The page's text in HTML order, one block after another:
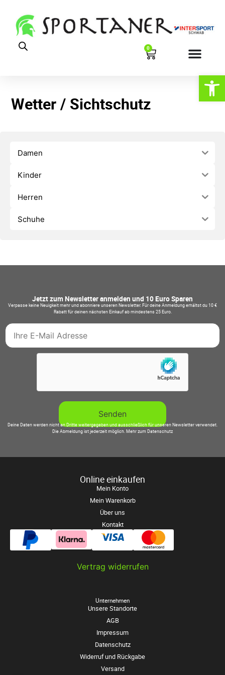
0
Wetter / Sichtschutz
Damen
Kinder
Herren
Schuhe
Jetzt zum Newsletter anmelden und 10 Euro Sparen
Verpasse keine Neuigkeit mehr und abonniere unseren Newsletter. Für deine Anmeldung erhältst du 10 €
Rabatt für deinen nächsten Einkauf ab mindestens 25 Euro.
Deine Daten werden nicht an Dritte weitergegeben und ausschließlich für unseren Newsletter verwendet.
Die Abmeldung ist jederzeit möglich.Mehr zum Datenschutz
Online einkaufen
Mein Konto
Mein Warenkorb
Über uns
Kontakt
Vertrag widerrufen
Unternehmen
Unsere Standorte
AGB
Impressum
Datenschutz
Widerruf und Rückgabe
Versand